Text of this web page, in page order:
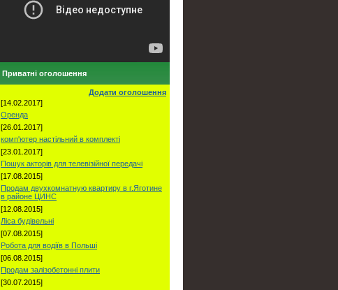
Приватні оголошення
Додати оголошення
[14.02.2017]
Оренда
[26.01.2017]
комп'ютер настільний в комплекті
[23.01.2017]
Пошук акторів для телевізійної передачі
[17.08.2015]
Продам двухкомнатную квартиру в г.Яготине
в районе ЦИНС
[12.08.2015]
Ліса будівельні
[07.08.2015]
Робота для водіїв в Польші
[06.08.2015]
Продам залізобетонні плити
[30.07.2015]